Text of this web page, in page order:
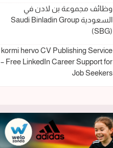
وظائف مجموعة بن لادن في
السعودية Saudi Binladin Group
(SBG)
kormi hervo CV Publishing Service
– Free LinkedIn Career Support for
Job Seekers